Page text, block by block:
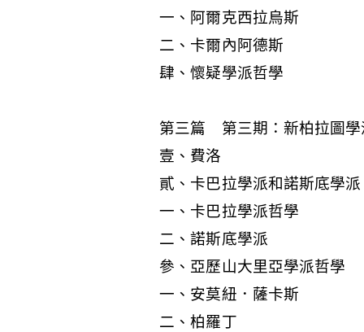
一、阿爾克西拉烏斯
二、卡爾內阿德斯
肆、懷疑學派哲學
第三篇 第三期：新柏拉圖學
壹、費洛
貳、卡巴拉學派和諾斯底學派
一、卡巴拉學派哲學
二、諾斯底學派
參、亞歷山大里亞學派哲學
一、安莫紐．薩卡斯
二、柏羅丁